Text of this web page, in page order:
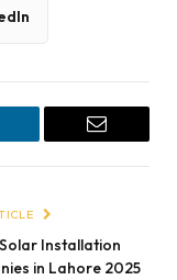
Email
Installation
in Lahore 2025